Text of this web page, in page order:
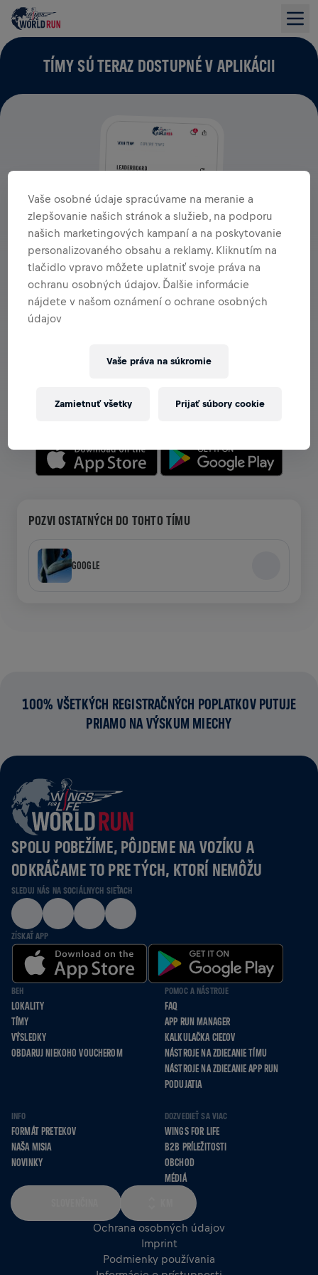
TÍMY SÚ TERAZ DOSTUPNÉ V APLIKÁCII
ZOBRAZ TÍMY V APLIKÁCII
oslavuj spoločne.
POZVI OSTATNÝCH DO TOHTO TÍMU
GOOGLE
100% VŠETKÝCH REGISTRAČNÝCH POPLATKOV PUTUJE
PRIAMO NA VÝSKUM MIECHY
SPOLU POBEŽÍME, PÔJDEME NA VOZÍKU A
ODKRÁČAME TO PRE TÝCH, KTORÍ NEMÔŽU
SLEDUJ NÁS NA SOCIÁLNYCH SIEŤACH
ZÍSKAŤ APP
BEH
LOKALITY
TÍMY
VÝSLEDKY
OBDARUJ NIEKOHO VOUCHEROM
POMOC A NÁSTROJE
FAQ
APP RUN MANAGER
KALKULAČKA CIEĽOV
NÁSTROJE NA ZDIEĽANIE TÍMU
NÁSTROJE NA ZDIEĽANIE APP RUN
PODUJATIA
INFO
FORMÁT PRETEKOV
NAŠA MISIA
NOVINKY
DOZVEDIEŤ SA VIAC
WINGS FOR LIFE
B2B PRÍLEŽITOSTI
OBCHOD
MÉDIÁ
Ochrana osobných údajov
Imprint
Podmienky používania
Vaše osobné údaje spracúvame na meranie a
zlepšovanie našich stránok a služieb, na podporu
našich marketingových kampaní a na poskytovanie
personalizovaného obsahu a reklamy. Kliknutím na
tlačidlo vpravo môžete uplatniť svoje práva na
ochranu osobných údajov. Ďalšie informácie
nájdete v našom oznámení o ochrane osobných
údajov
Vaše práva na súkromie
Zamietnuť všetky Prijať súbory cookie